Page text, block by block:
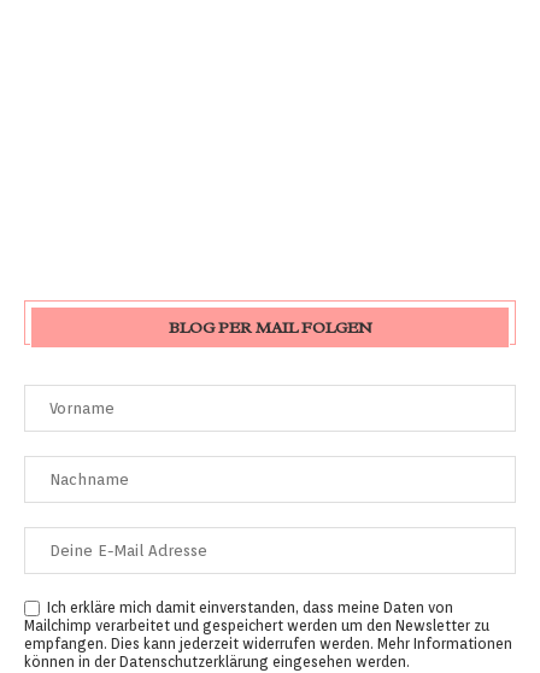
BLOG PER MAIL FOLGEN
Ich erkläre mich damit einverstanden, dass meine Daten von
Mailchimp verarbeitet und gespeichert werden um den Newsletter zu
empfangen. Dies kann jederzeit widerrufen werden. Mehr Informationen
können in der Datenschutzerklärung eingesehen werden.